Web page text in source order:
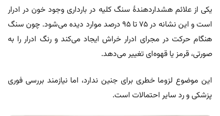
یکی از علائم هشداردهندۀ سنگ کلیه در بارداری وجود خون در ادرار
است و این نشانه در ۷۵ تا ۹۵ درصد موارد دیده می‌شود. چون سنگ
هنگام حرکت در مجرای ادرار خراش ایجاد می‌کند و رنگ ادرار را به‌
صورتی، قرمز یا قهوه‌ای تغییر می‌دهد.
این موضوع لزوما خطری برای جنین ندارد، اما نیازمند بررسی فوری
پزشکی و رد سایر احتمالات است.